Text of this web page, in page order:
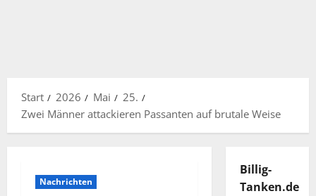
Start 2026 Mai
25.
Zwei Männer attackieren Passanten auf brutale Weise
Nachrichten
Billig-
Tanken.de